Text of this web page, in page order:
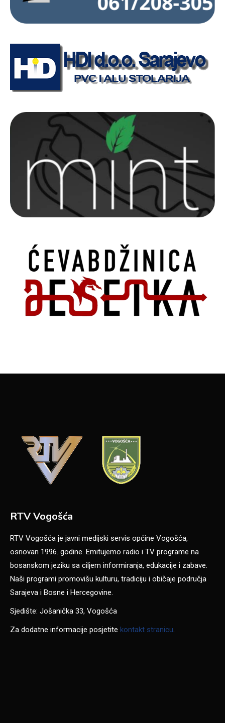
RTV Vogošća
RTV Vogošća je javni medijski servis općine Vogošća,
osnovan 1996. godine. Emitujemo radio i TV programe na
bosanskom jeziku sa ciljem informiranja, edukacije i zabave.
Naši programi promovišu kulturu, tradiciju i običaje područja
Sarajeva i Bosne i Hercegovine.
Sjedište: Jošanička 33, Vogošća
Za dodatne informacije posjetite kontakt stranicu.